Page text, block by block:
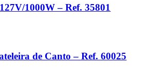
1000W – Ref. 35801
de Canto – Ref. 60025